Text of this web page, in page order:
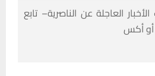
العاجلة عن الناصرية– تابع
أو أكس